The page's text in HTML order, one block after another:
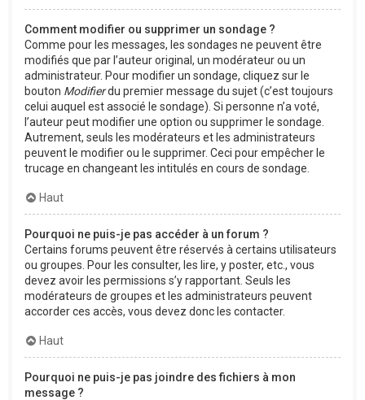
Comment modifier ou supprimer un sondage ?
Comme pour les messages, les sondages ne peuvent être
modifiés que par l’auteur original, un modérateur ou un
administrateur. Pour modifier un sondage, cliquez sur le
bouton Modifierdu premier message du sujet (c’est toujours
celui auquel est associé le sondage). Si personne n’a voté,
l’auteur peut modifier une option ou supprimer le sondage.
Autrement, seuls les modérateurs et les administrateurs
peuvent le modifier ou le supprimer. Ceci pour empêcher le
trucage en changeant les intitulés en cours de sondage.
Haut
Pourquoi ne puis-je pas accéder à un forum ?
Certains forums peuvent être réservés à certains utilisateurs
ou groupes. Pour les consulter, les lire, y poster, etc., vous
devez avoir les permissions s’y rapportant. Seuls les
modérateurs de groupes et les administrateurs peuvent
accorder ces accès, vous devez donc les contacter.
Haut
Pourquoi ne puis-je pas joindre des fichiers à mon
message ?